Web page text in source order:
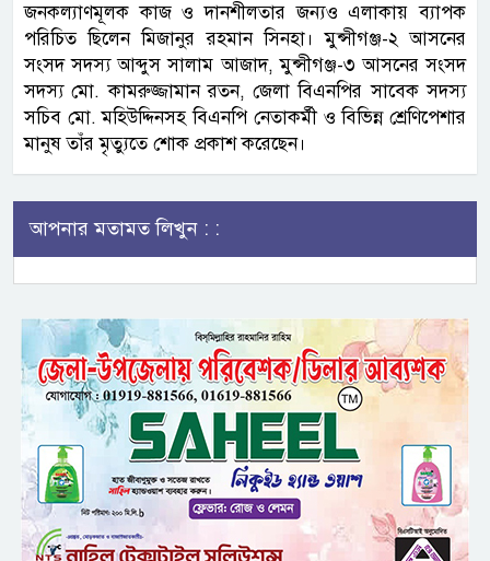
জনকল্যাণমূলক কাজ ও দানশীলতার জন্যও এলাকায় ব্যাপক
পরিচিত ছিলেন মিজানুর রহমান সিনহা। মুন্সীগঞ্জ-২ আসনের
সংসদ সদস্য আব্দুস সালাম আজাদ, মুন্সীগঞ্জ-৩ আসনের সংসদ
সদস্য মো. কামরুজ্জামান রতন, জেলা বিএনপির সাবেক সদস্য
সচিব মো. মহিউদ্দিনসহ বিএনপি নেতাকর্মী ও বিভিন্ন শ্রেণিপেশার
মানুষ তাঁর মৃত্যুতে শোক প্রকাশ করেছেন।
আপনার মতামত লিখুন : :